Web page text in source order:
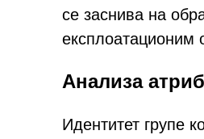
се заснива на
експлоатационим
Анализа
Идентитет групе